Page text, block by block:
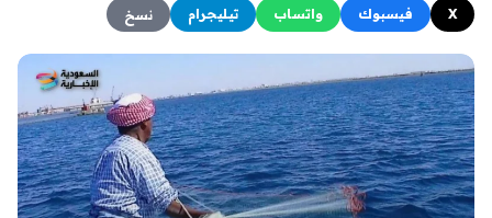
X فيسبوك واتساب تيليجرام نسخ